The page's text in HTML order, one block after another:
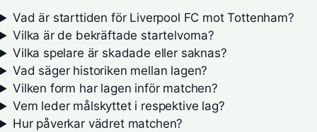
Vad är starttiden för Liverpool FC mot Tottenham?
Vilka är de bekräftade startelvorna?
Vilka spelare är skadade eller saknas?
Vad säger historiken mellan lagen?
Vilken form har lagen inför matchen?
Vem leder målskyttet i respektive lag?
Hur påverkar vädret matchen?